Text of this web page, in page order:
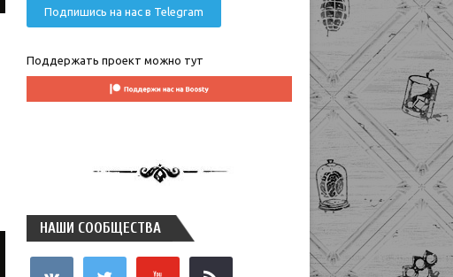
Подпишись на нас в Telegram
Поддержать проект можно тут
НАШИ СООБЩЕСТВА